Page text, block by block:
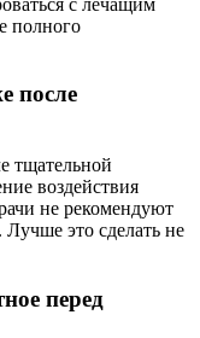
полного
после
тщательной
воздействия
не рекомендуют
это сделать не
перед